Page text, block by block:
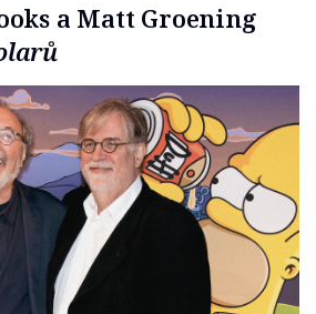
a Matt Groening